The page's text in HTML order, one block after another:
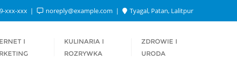
xxx-xxx noreply@example.com Tyagal, Patan, Lalitpur
I
KULINARIA I
ROZRYWKA
ZDROWIE I
URODA